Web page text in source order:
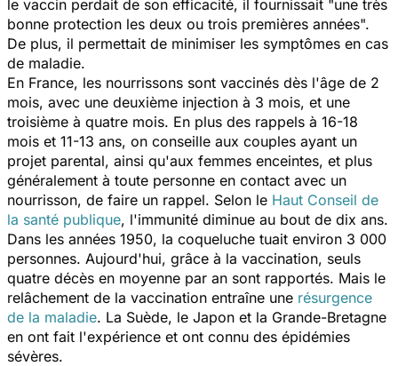
le vaccin perdait de son efficacité, il fournissait "une très
bonne protection les deux ou trois premières années".
De plus, il permettait de minimiser les symptômes en cas
de maladie.
En France, les nourrissons sont vaccinés dès l'âge de 2
mois, avec une deuxième injection à 3 mois, et une
troisième à quatre mois. En plus des rappels à 16-18
mois et 11-13 ans, on conseille aux couples ayant un
projet parental, ainsi qu'aux femmes enceintes, et plus
généralement à toute personne en contact avec un
nourrisson, de faire un rappel. Selon le Haut Conseil de
la santé publique, l'immunité diminue au bout de dix ans.
Dans les années 1950, la coqueluche tuait environ 3 000
personnes. Aujourd'hui, grâce à la vaccination, seuls
quatre décès en moyenne par an sont rapportés. Mais le
relâchement de la vaccination entraîne une résurgence
de la maladie. La Suède, le Japon et la Grande-Bretagne
en ont fait l'expérience et ont connu des épidémies
sévères.